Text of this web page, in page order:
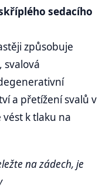
sedacího
způsobuje
svalová
a přetížení svalů v
vést k tlaku na
na zádech, je